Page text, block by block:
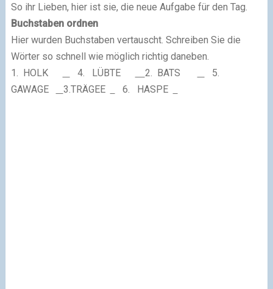
So ihr Lieben, hier ist sie, die neue Aufgabe für den Tag.
Buchstaben ordnen
Hier wurden Buchstaben vertauscht. Schreiben Sie die
Wörter so schnell wie möglich richtig daneben.
1.
HOLK 4. LÜBTE 2. BATS
5.
GAWAGE
3.TRÄGEE 6. HASPE